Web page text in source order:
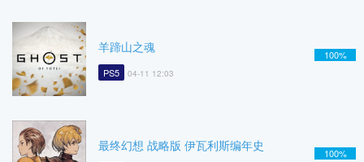
羊蹄山之魂
PS5 04-11 12:03
100%
最终幻想 战略版 伊瓦利斯编年史 100%